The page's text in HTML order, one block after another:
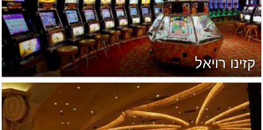
קזינו רויאל